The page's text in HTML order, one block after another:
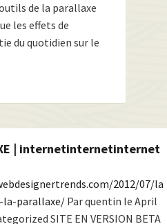
de la parallaxe
les effets de
du quotidien sur le
| internetinternetinternet
2012/07/la
parallaxe/Par quentin le April
SITE EN VERSION BETA